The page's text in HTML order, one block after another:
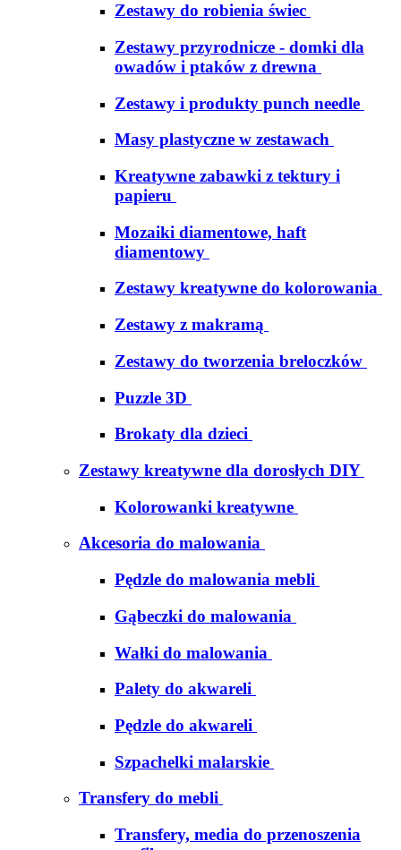
Zestawy do robienia świec
Zestawy przyrodnicze - domki dla
owadów i ptaków z drewna
Zestawy i produkty punch needle
Masy plastyczne w zestawach
Kreatywne zabawki z tektury i
papieru
Mozaiki diamentowe, haft
diamentowy
Zestawy kreatywne do kolorowania
Zestawy z makramą
Zestawy do tworzenia breloczków
Puzzle 3D
Brokaty dla dzieci
Zestawy kreatywne dla dorosłych DIY
Kolorowanki kreatywne
Akcesoria do malowania
Pędzle do malowania mebli
Gąbeczki do malowania
Wałki do malowania
Palety do akwareli
Pędzle do akwareli
Szpachelki malarskie
Transfery do mebli
Transfery, media do przenoszenia